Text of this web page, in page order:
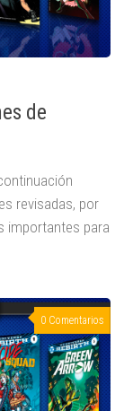
de
revisadas, por
importantes para
0 Comentarios